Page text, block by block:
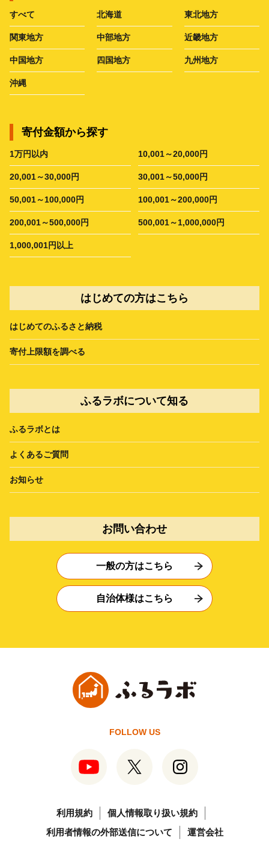
すべて 北海道 東北地方
関東地方 中部地方 近畿地方
中国地方 四国地方 九州地方
沖縄
寄付金額から探す
1万円以内 10,001～20,000円
20,001～30,000円 30,001～50,000円
50,001～100,000円 100,001～200,000円
200,001～500,000円 500,001～1,000,000円
1,000,001円以上
はじめての方はこちら
はじめてのふるさと納税
寄付上限額を調べる
ふるラボについて知る
ふるラボとは
よくあるご質問
お知らせ
お問い合わせ
一般の方はこちら
自治体様はこちら
FOLLOW US
利用規約
個人情報取り扱い規約
利用者情報の外部送信について
運営会社